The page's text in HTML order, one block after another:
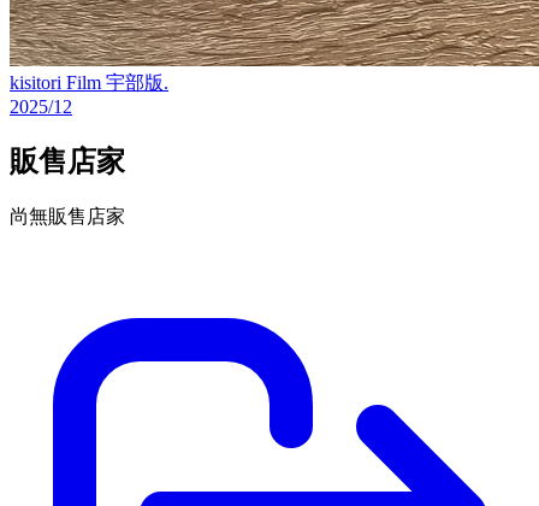
kisitori Film 宇部版.
2025/12
販售店家
尚無販售店家